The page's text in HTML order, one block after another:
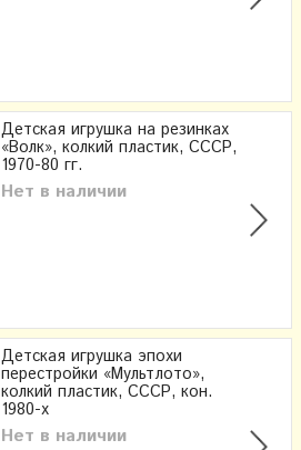
Детская игрушка на резинках
«Волк», колкий пластик, СССР,
1970-80 гг.
Нет в наличии
Детская игрушка эпохи
перестройки «Мультлото»,
колкий пластик, СССР, кон.
1980-х
Нет в наличии